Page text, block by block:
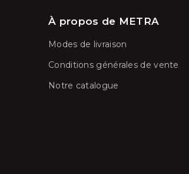
À propos de METRA
Modes de livraison
Conditions générales de vente
Notre catalogue